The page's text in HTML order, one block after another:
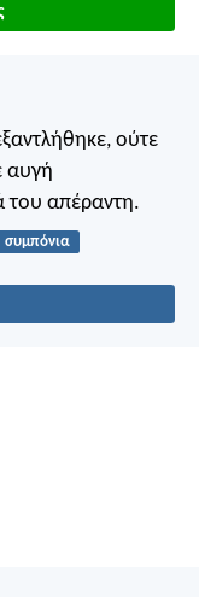
ούτε
αυγή
του απέραντη.
συμπόνια